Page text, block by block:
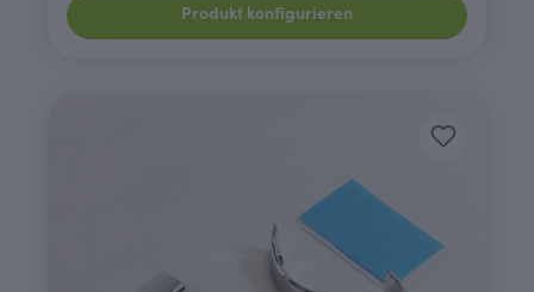
Produkt konfigurieren